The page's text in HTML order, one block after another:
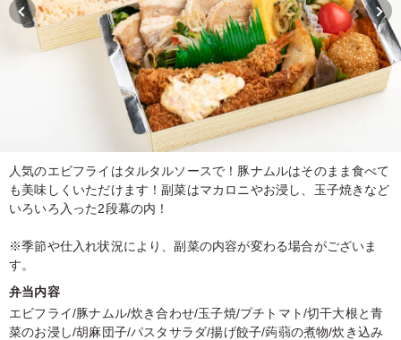
人気のエビフライはタルタルソースで！豚ナムルはそのまま食べて
も美味しくいただけます！副菜はマカロニやお浸し、玉子焼きなど
いろいろ入った2段幕の内！
※季節や仕入れ状況により、副菜の内容が変わる場合がございま
す。
弁当内容
エビフライ/豚ナムル/炊き合わせ/玉子焼/プチトマト/切干大根と青
菜のお浸し/胡麻団子/パスタサラダ/揚げ餃子/蒟蒻の煮物/炊き込み